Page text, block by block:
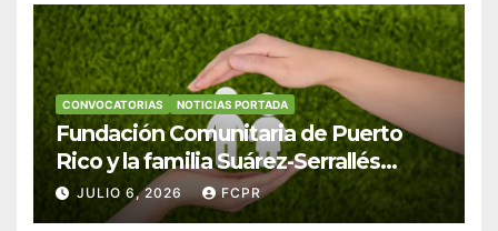
CONVOCATORIAS NOTICIAS PORTADA
Fundación Comunitaria de Puerto
Rico y la familia Suárez-Serrallés
anuncian convocatoria para
fortalecer hogares y albergues
JULIO 6, 2026 FCPR